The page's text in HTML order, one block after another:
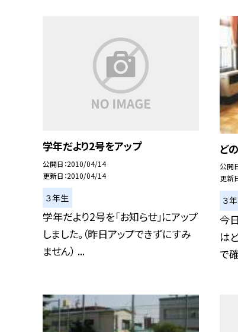
学年だより2号をアップ
公開日 2010/04/14
更新日 2010/04/14
３年生
学年だより2号を「お知らせ」にアップ
しました。（昨日アップできずにすみ
ません） ...
ど
公開
更新
３
今
は
で